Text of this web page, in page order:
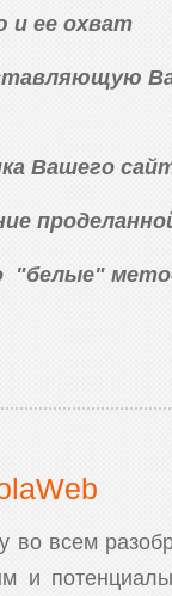
и ее охват
Вашего
"белые"
всем
и